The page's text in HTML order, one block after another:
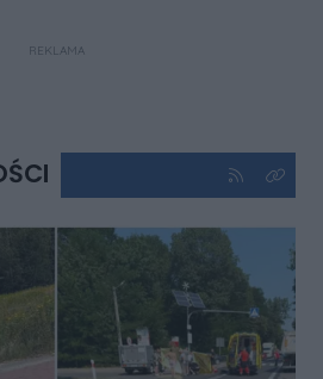
REKLAMA
Kliknij aby
Kliknij